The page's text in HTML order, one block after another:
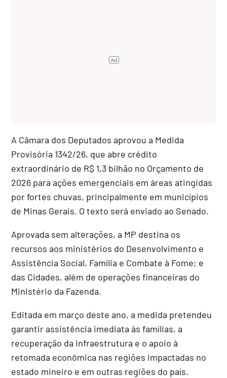
A Câmara dos Deputados aprovou a Medida
Provisória 1342/26, que abre crédito
extraordinário de R$ 1,3 bilhão no Orçamento de
2026 para ações emergenciais em áreas atingidas
por fortes chuvas, principalmente em municípios
de Minas Gerais. O texto será enviado ao Senado.
Aprovada sem alterações, a MP destina os
recursos aos ministérios do Desenvolvimento e
Assistência Social, Família e Combate à Fome; e
das Cidades, além de operações financeiras do
Ministério da Fazenda.
Editada em março deste ano, a medida pretendeu
garantir assistência imediata às famílias, a
recuperação da infraestrutura e o apoio à
retomada econômica nas regiões impactadas no
estado mineiro e em outras regiões do país.